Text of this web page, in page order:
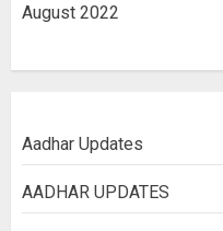
August 2022
Aadhar Updates
AADHAR UPDATES